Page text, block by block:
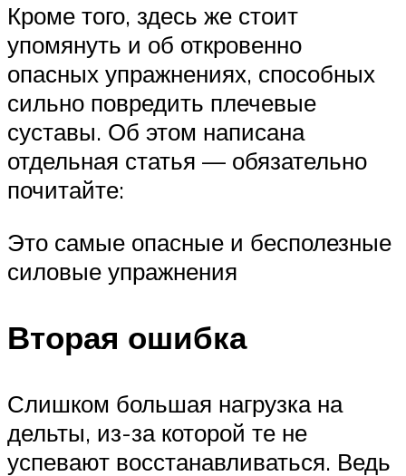
Кроме того, здесь же стоит
упомянуть и об откровенно
опасных упражнениях, способных
сильно повредить плечевые
суставы. Об этом написана
отдельная статья — обязательно
почитайте:
Это самые опасные и бесполезные
силовые упражнения
Вторая ошибка
Слишком большая нагрузка на
дельты, из-за которой те не
успевают восстанавливаться. Ведь